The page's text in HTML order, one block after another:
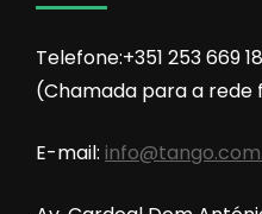
Telefone:+351 253 669
(Chamada para a rede
E-mail: